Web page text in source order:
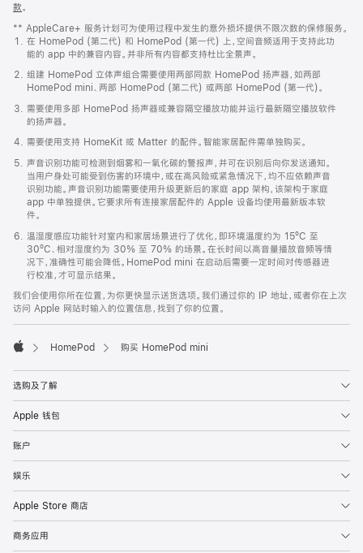
款。
窗
口
中
打
开)
** AppleCare+ 服务计划可为使用过程中发生的意外损坏提供不限次数的保修服务。
在 HomePod (第二代) 和 HomePod (第一代) 上，空间音频适用于支持此功
能的 app 中的兼容内容。并非所有内容都支持杜比全景声。
组建 HomePod 立体声组合需要使用两部同款 HomePod 扬声器，如两部
HomePod mini、两部 HomePod (第二代) 或两部 HomePod (第一代)。
需要使用多部 HomePod 扬声器或兼容隔空播放功能并运行最新隔空播放软件
的扬声器。
需要使用支持 HomeKit 或 Matter 的配件。智能家居配件需单独购买。
声音识别功能可检测到烟雾和一氧化碳的警报声，并可在识别后向你发送通知。
当用户身处可能受到伤害的环境中，或在高风险或紧急情况下，均不应依赖声音
识别功能。声音识别功能需要使用升级更新后的家庭 app 架构，该架构于家庭
app 中单独提供。它要求所有连接家居配件的 Apple 设备均使用最新版本软
件。
温湿度感应功能针对室内和家居场景进行了优化，即环境温度约为 15ºC 至
30ºC、相对湿度约为 30% 至 70% 的场景。在长时间以高音量播放音频等情
况下，准确性可能会降低。HomePod mini 在启动后需要一定时间对传感器进
行校准，才可显示结果。
我们会使用你所在位置，为你更快显示送货选项。我们通过你的 IP 地址，或者你在上次
访问 Apple 网站时输入的位置信息，找到了你的位置。
HomePod 购买 HomePod mini
选购及了解
Apple 钱包
账户
娱乐
Apple Store 商店
商务应用